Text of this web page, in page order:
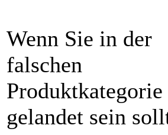
Wenn Sie in der
falschen
Produktkategorie
gelandet sein